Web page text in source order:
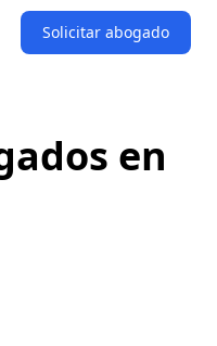
Solicitar abogado
en